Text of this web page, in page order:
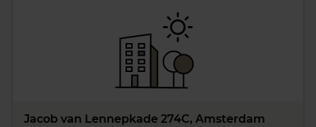
Jacob van Lennepkade 274C, Amsterdam